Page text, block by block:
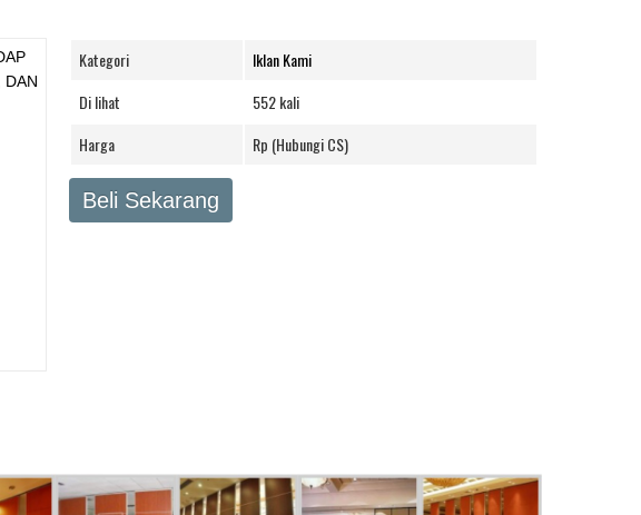
Kategori
Iklan Kami
Di lihat
552 kali
Harga
Rp (Hubungi CS)
Beli Sekarang